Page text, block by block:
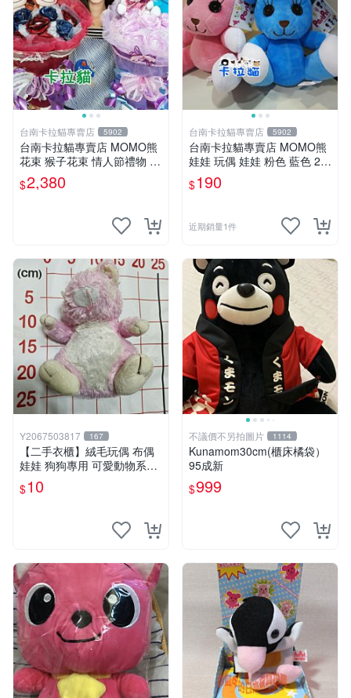
台南卡拉貓專賣店 5902
台南卡拉貓專賣店 MOMO熊
花束 猴子花束 情人節禮物 二
選一 可繡字 可今天寄明天到
$2,380
台南卡拉貓專賣店 5902
台南卡拉貓專賣店 MOMO熊
娃娃 玩偶 娃娃 粉色 藍色 2色
分售
$190
近期銷量1件
Y2067503817 167
【二手衣櫃】絨毛玩偶 布偶
娃娃 狗狗專用 可愛動物系列
耐咬耐磨玩具 玩偶 粉紅熊寵
物玩具 1120929
$10
不議價不另拍圖片 1114
Kunamom30cm(櫃床橘袋）
95成新
$999